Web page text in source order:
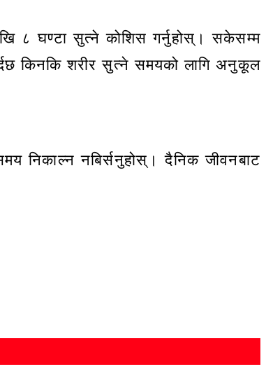
८ घण्टा सुत्ने कोशिस गर्नुहोस्। सकेसम्म
किनकि शरीर सुत्ने समयको लागि अनुकूल
निकाल्न नबिर्सनुहोस्। दैनिक जीवनबाट